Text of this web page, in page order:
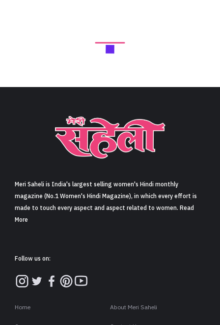
Meri Saheli is India's largest selling women's Hindi monthly
magazine (No.1 Women's Hindi Magazine), in which every effort is
made to touch every aspect and aspect related to women. Read
More
Follow us on:
Home About Meri Saheli